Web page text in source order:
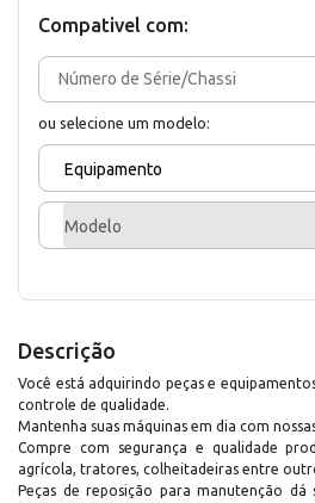
Compativel com:
ou selecione um modelo:
Equipamento
Modelo
Descrição
Você está adquirindo peças e
controle de qualidade.
Mantenha suas máquinas em dia com
Compre com segurança e qualidade
agrícola, tratores, colheitadeiras entre
Peças de reposição para manutenção